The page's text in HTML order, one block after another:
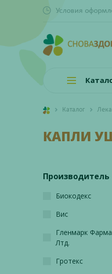
Условия
Каталог
КАПЛИ
Производитель
Биокодекс
Вис
Гленмарк
Лтд.
Гротекс